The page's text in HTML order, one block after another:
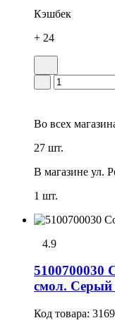
Кэшбек
+ 24
Во всех
27 шт.
В магазине ул.
1 шт.
4.9
5100700030
смол. Серый
Код товара: